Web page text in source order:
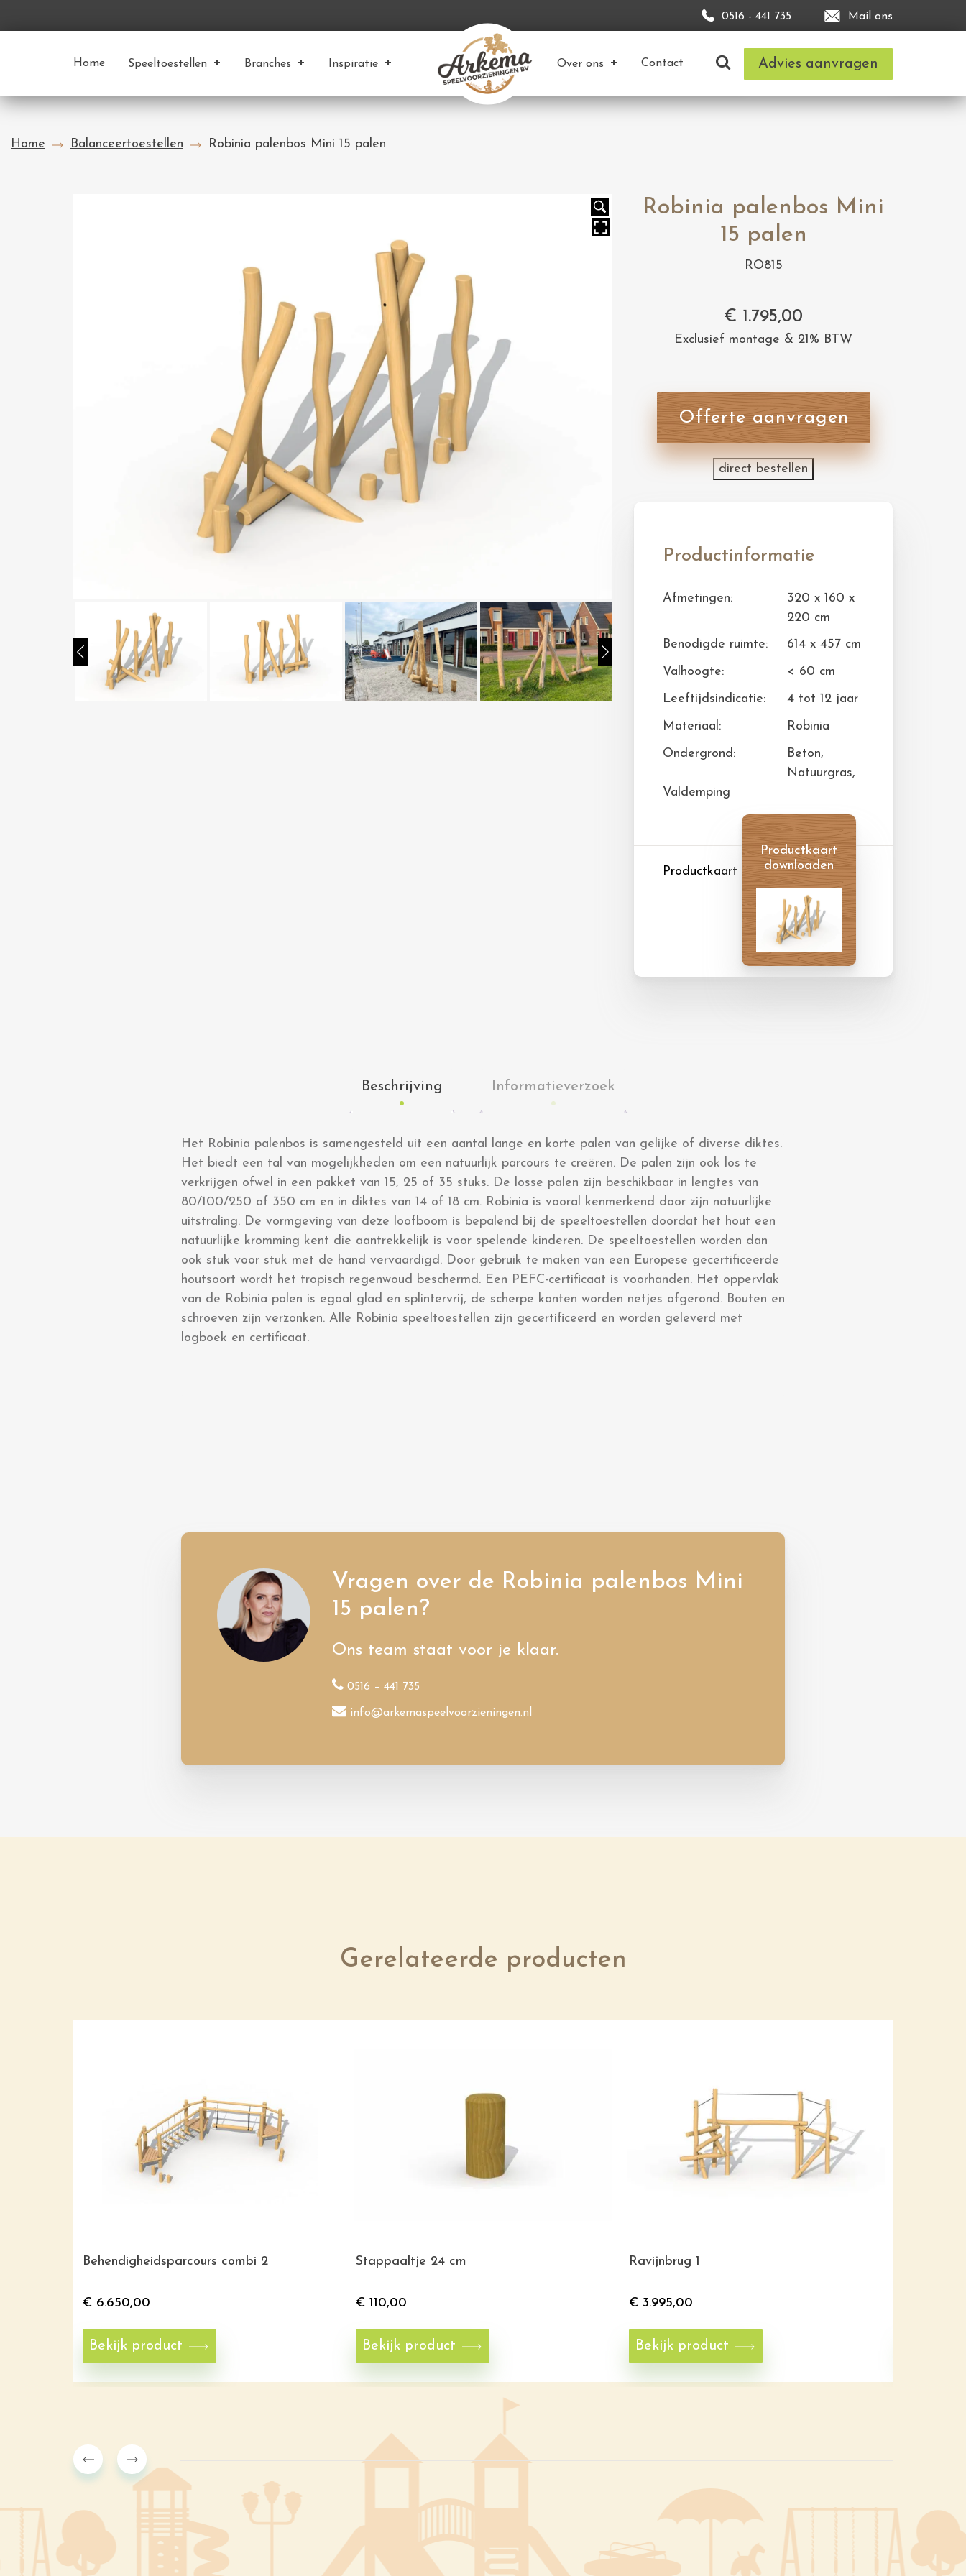
0516 - 441 735 Mail ons
Home Speeltoestellen Branches Inspiratie Over ons Contact Advies aanvragen
Home Balanceertoestellen Robinia palenbos Mini 15 palen
Robinia palenbos Mini
15 palen
RO815
€ 1.795,00
Exclusief montage & 21% BTW
Offerte aanvragen
direct bestellen
Productinformatie
Afmetingen:
320 x 160 x
220 cm
Benodigde ruimte:
614 x 457 cm
Valhoogte:
< 60 cm
Leeftijdsindicatie:
4 tot 12 jaar
Materiaal:
Robinia
Ondergrond:
Beton,
Natuurgras,
Valdemping
Productkaart
Productkaart
downloaden
Beschrijving Informatieverzoek
Het Robinia palenbos is samengesteld uit een aantal lange en korte palen van gelijke of diverse diktes.
Het biedt een tal van mogelijkheden om een natuurlijk parcours te creëren. De palen zijn ook los te
verkrijgen ofwel in een pakket van 15, 25 of 35 stuks. De losse palen zijn beschikbaar in lengtes van
80/100/250 of 350 cm en in diktes van 14 of 18 cm. Robinia is vooral kenmerkend door zijn natuurlijke
uitstraling. De vormgeving van deze loofboom is bepalend bij de speeltoestellen doordat het hout een
natuurlijke kromming kent die aantrekkelijk is voor spelende kinderen. De speeltoestellen worden dan
ook stuk voor stuk met de hand vervaardigd. Door gebruik te maken van een Europese gecertificeerde
houtsoort wordt het tropisch regenwoud beschermd. Een PEFC-certificaat is voorhanden. Het oppervlak
van de Robinia palen is egaal glad en splintervrij, de scherpe kanten worden netjes afgerond. Bouten en
schroeven zijn verzonken. Alle Robinia speeltoestellen zijn gecertificeerd en worden geleverd met
logboek en certificaat.
Vragen over de Robinia palenbos Mini
15 palen?
Ons team staat voor je klaar.
0516 – 441 735
info@arkemaspeelvoorzieningen.nl
Gerelateerde producten
Behendigheidsparcours combi 2
€ 6.650,00
Bekijk product
Stappaaltje 24 cm
€ 110,00
Bekijk product
Ravijnbrug 1
€ 3.995,00
Bekijk product